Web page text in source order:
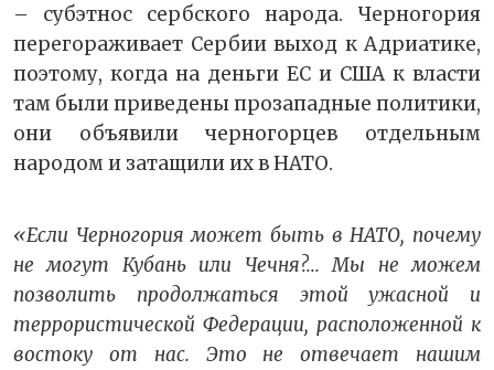
– субэтнос сербского народа. Черногория
перегораживает Сербии выход к Адриатике,
поэтому, когда на деньги ЕС и США к власти
там были приведены прозападные политики,
они объявили черногорцев отдельным
народом и затащили их в НАТО.
«Если Черногория может быть в НАТО, почему
не могут Кубань или Чечня?... Мы не можем
позволить продолжаться этой ужасной и
террористической Федерации, расположенной к
востоку от нас. Это не отвечает нашим